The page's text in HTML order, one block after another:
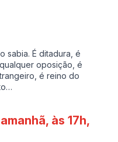
sabia. É ditadura, é
oposição, é
é reino do
às 17h,